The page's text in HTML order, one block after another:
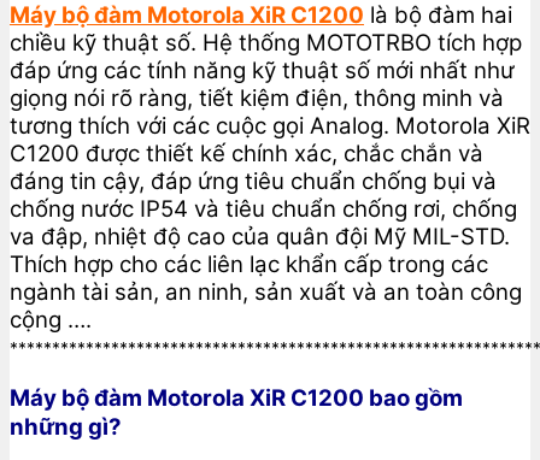
Máy bộ đàm Motorola XiR C1200 là bộ đàm hai
chiều kỹ thuật số. Hệ thống MOTOTRBO tích hợp
đáp ứng các tính năng kỹ thuật số mới nhất như
giọng nói rõ ràng, tiết kiệm điện, thông minh và
tương thích với các cuộc gọi Analog. Motorola XiR
C1200 được thiết kế chính xác, chắc chắn và
đáng tin cậy, đáp ứng tiêu chuẩn chống bụi và
chống nước IP54 và tiêu chuẩn chống rơi, chống
va đập, nhiệt độ cao của quân đội Mỹ MIL-STD.
Thích hợp cho các liên lạc khẩn cấp trong các
ngành tài sản, an ninh, sản xuất và an toàn công
cộng ….
Máy bộ đàm Motorola XiR C1200 bao gồm
những gì?